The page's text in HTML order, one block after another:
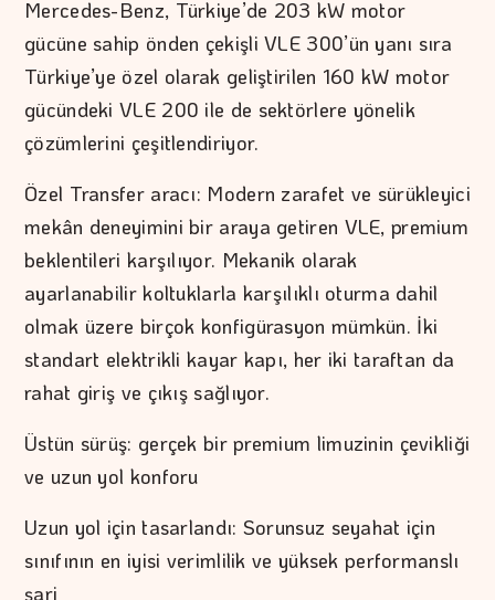
Mercedes-Benz, Türkiye’de 203 kW motor
gücüne sahip önden çekişli VLE 300’ün yanı sıra
Türkiye’ye özel olarak geliştirilen 160 kW motor
gücündeki VLE 200 ile de sektörlere yönelik
çözümlerini çeşitlendiriyor.
Özel Transfer aracı: Modern zarafet ve sürükleyici
mekân deneyimini bir araya getiren VLE, premium
beklentileri karşılıyor. Mekanik olarak
ayarlanabilir koltuklarla karşılıklı oturma dahil
olmak üzere birçok konfigürasyon mümkün. İki
standart elektrikli kayar kapı, her iki taraftan da
rahat giriş ve çıkış sağlıyor.
Üstün sürüş: gerçek bir premium limuzinin çevikliği
ve uzun yol konforu
Uzun yol için tasarlandı: Sorunsuz seyahat için
sınıfının en iyisi verimlilik ve yüksek performanslı
şarj